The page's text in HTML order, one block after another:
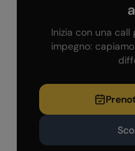
Inizia con una
impegno: